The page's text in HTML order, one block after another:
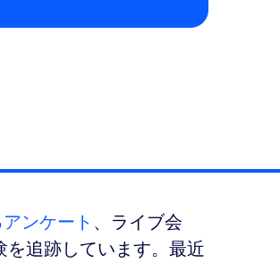
ンケート 、ライブ会
追跡しています。最近